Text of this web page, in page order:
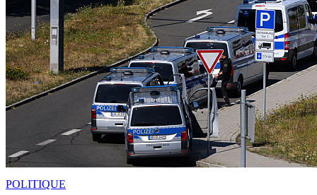
POLITIQUE